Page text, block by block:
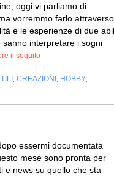
oggi vi parliamo di
vorremmo farlo attraverso
e le esperienze di due
sanno interpretare i sogni
il seguito
CREAZIONI HOBBY
essermi documentata
mese sono pronta per
e news su quello che sta